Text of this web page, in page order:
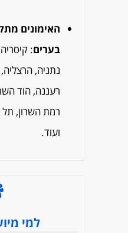
האימונים
בערים:
נתניה,
רעננה, הוד
רמת השרון,
ועוד.
למי